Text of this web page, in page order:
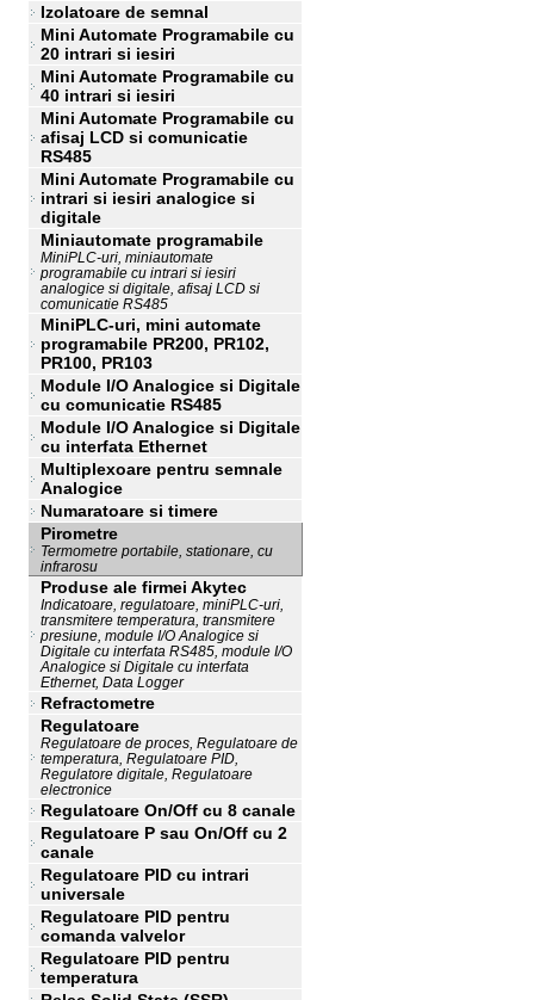
Izolatoare de semnal
Mini Automate Programabile cu
20 intrari si iesiri
Mini Automate Programabile cu
40 intrari si iesiri
Mini Automate Programabile cu
afisaj LCD si comunicatie
RS485
Mini Automate Programabile cu
intrari si iesiri analogice si
digitale
Miniautomate programabile
MiniPLC-uri, miniautomate
programabile cu intrari si iesiri
analogice si digitale, afisaj LCD si
comunicatie RS485
MiniPLC-uri, mini automate
programabile PR200, PR102,
PR100, PR103
Module I/O Analogice si Digitale
cu comunicatie RS485
Module I/O Analogice si Digitale
cu interfata Ethernet
Multiplexoare pentru semnale
Analogice
Numaratoare si timere
Pirometre
Termometre portabile, stationare, cu
infrarosu
Produse ale firmei Akytec
Indicatoare, regulatoare, miniPLC-uri,
transmitere temperatura, transmitere
presiune, module I/O Analogice si
Digitale cu interfata RS485, module I/O
Analogice si Digitale cu interfata
Ethernet, Data Logger
Refractometre
Regulatoare
Regulatoare de proces, Regulatoare de
temperatura, Regulatoare PID,
Regulatore digitale, Regulatoare
electronice
Regulatoare On/Off cu 8 canale
Regulatoare P sau On/Off cu 2
canale
Regulatoare PID cu intrari
universale
Regulatoare PID pentru
comanda valvelor
Regulatoare PID pentru
temperatura